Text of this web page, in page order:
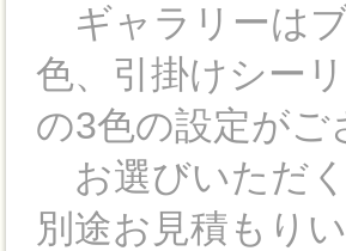
ギャラリーは
色、引掛けシー
の3色の設定がご
お選びいただ
別途お見積もり